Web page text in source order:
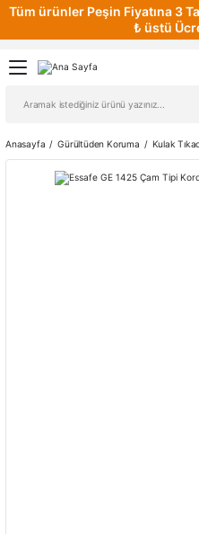
Tüm ürünler Peşin Fiyatına 3
₺ üstü
Anasayfa Gürültüden Koruma Kulak